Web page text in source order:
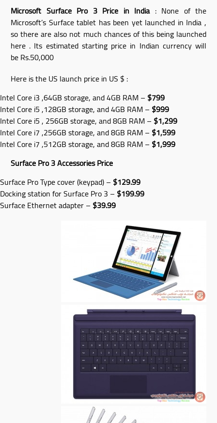
Microsoft Surface Pro 3 Price in India: None of the
Microsoft’s Surface tablet has been yet launched in India ,
so there are also not much chances of this being launched
here . Its estimated starting price in Indian currency will
be Rs.50,000
Here is the US launch price in US $ :
Intel Core i3 ,64GB storage, and 4GB RAM – $799
Intel Core i5 ,128GB storage, and 4GB RAM – $999
Intel Core i5 , 256GB storage, and 8GB RAM – $1,299
Intel Core i7 ,256GB storage, and 8GB RAM – $1,599
Intel Core i7 ,512GB storage, and 8GB RAM – $1,999
Surface Pro 3 Accessories Price
Surface Pro Type cover (keypad) – $129.99
Docking station for Surface Pro 3 – $199.99
Surface Ethernet adapter – $39.99